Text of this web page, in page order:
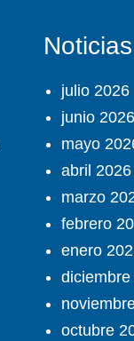
julio 2026
junio 2026
mayo
abril 2026
marzo
febrero
enero
octubre